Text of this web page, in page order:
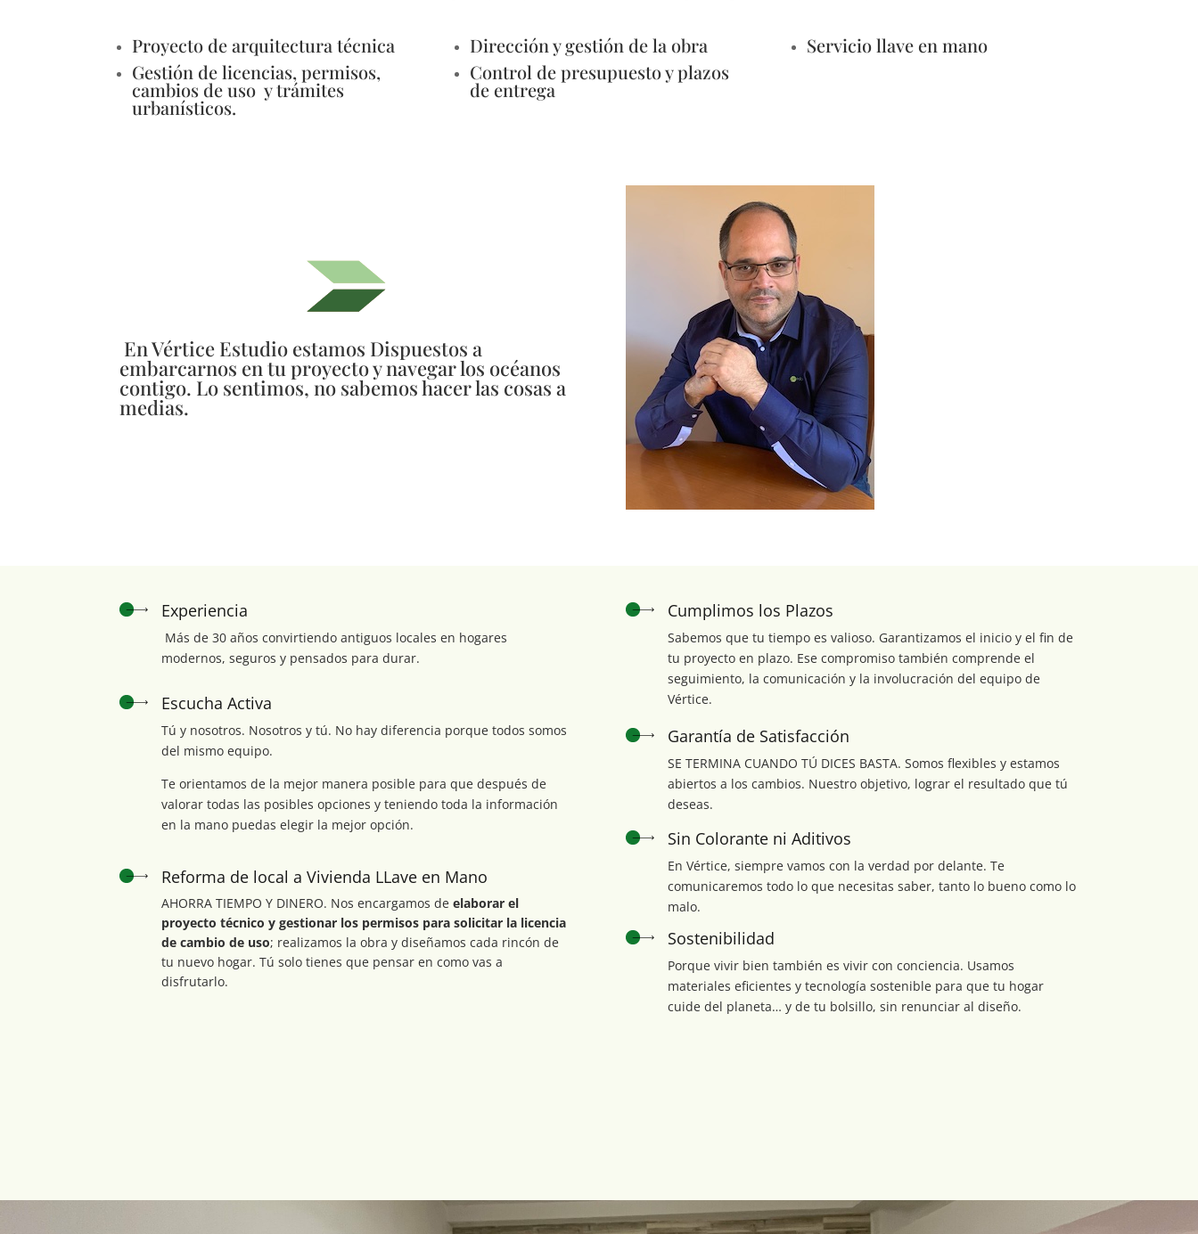
Proyecto de arquitectura técnica
Gestión de licencias, permisos,
cambios de uso y trámites
urbanísticos.
Dirección y gestión de la obra
Control de presupuesto y plazos
de entrega
Servicio llave en mano
En Vértice Estudio estamos Dispuestos a
embarcarnos en tu proyecto y navegar los océanos
contigo. Lo sentimos, no sabemos hacer las cosas a
medias.
Experiencia
Más de 30 años convirtiendo antiguos locales en hogares
modernos, seguros y pensados para durar.
Escucha Activa
Tú y nosotros. Nosotros y tú. No hay diferencia porque todos somos
del mismo equipo.
Te orientamos de la mejor manera posible para que después de
valorar todas las posibles opciones y teniendo toda la información
en la mano puedas elegir la mejor opción.
Reforma de local a Vivienda LLave en Mano
AHORRA TIEMPO Y DINERO. Nos encargamos de elaborar el
proyecto técnico y gestionar los permisos para solicitar la licencia
de cambio de uso; realizamos la obra y diseñamos cada rincón de
tu nuevo hogar. Tú solo tienes que pensar en como vas a
disfrutarlo.
Cumplimos los Plazos
Sabemos que tu tiempo es valioso. Garantizamos el inicio y el fin de
tu proyecto en plazo. Ese compromiso también comprende el
seguimiento, la comunicación y la involucración del equipo de
Vértice.
Garantía de Satisfacción
SE TERMINA CUANDO TÚ DICES BASTA. Somos flexibles y estamos
abiertos a los cambios. Nuestro objetivo, lograr el resultado que tú
deseas.
Sin Colorante ni Aditivos
En Vértice, siempre vamos con la verdad por delante. Te
comunicaremos todo lo que necesitas saber, tanto lo bueno como lo
malo.
Sostenibilidad
Porque vivir bien también es vivir con conciencia. Usamos
materiales eficientes y tecnología sostenible para que tu hogar
cuide del planeta… y de tu bolsillo, sin renunciar al diseño.